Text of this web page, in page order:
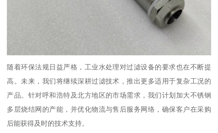
随着环保法规日益严格，工业水处理对过滤设备的要求也在不断提
高。未来，我们将继续深耕过滤技术，推出更多适用于复杂工况的
产品。针对呼和浩特及北方地区的市场需求，我们计划加大不锈钢
多层烧结网的产能，并优化物流与售后服务网络，确保客户在采购
后能获得及时的技术支持。